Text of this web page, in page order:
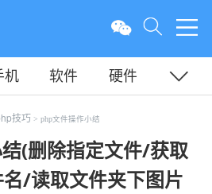
机 软件
硬件
器
技巧 > php文件操作小结
(删除指定文件/获取
/读取文件夹下图片